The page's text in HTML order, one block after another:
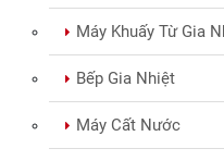
Máy Khuấy Từ Gia
Bếp Gia Nhiệt
Máy Cất Nước